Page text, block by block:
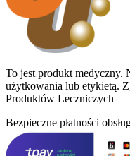
To jest produkt medyczny.
użytkowania lub etykietą.
Produktów Leczniczych
Bezpieczne płatności